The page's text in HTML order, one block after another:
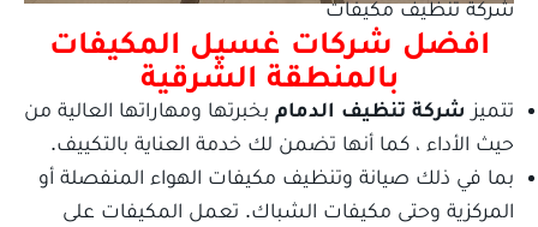
شركة تنظيف مكيفات
افضل شركات غسيل المكيفات
بالمنطقة الشرقية
تتميز شركة تنظيف الدمام بخبرتها ومهاراتها العالية من
حيث الأداء ، كما أنها تضمن لك خدمة العناية بالتكييف.
بما في ذلك صيانة وتنظيف مكيفات الهواء المنفصلة أو
المركزية وحتى مكيفات الشباك. تعمل المكيفات على